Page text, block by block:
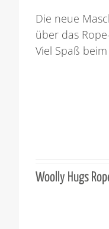
Die neue
über das
Viel Spaß
Woolly Hugs